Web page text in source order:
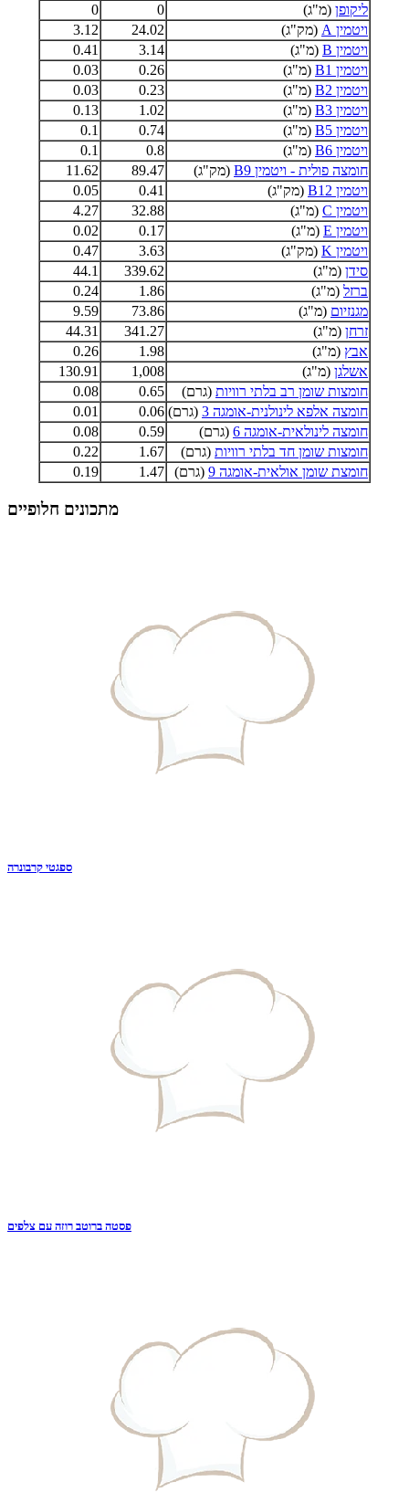
ליקופן (מ"ג) 0
0
ויטמין A
(מק"ג) 24.02
3.12
ויטמין B
(מ"ג) 3.14
0.41
ויטמין B1
(מ"ג) 0.26
0.03
ויטמין B2
(מ"ג) 0.23
0.03
ויטמין B3
(מ"ג) 1.02
0.13
ויטמין B5
(מ"ג) 0.74
0.1
ויטמין B6
(מ"ג) 0.8
0.1
חומצה פולית - ויטמין B9
(מק"ג) 89.47
11.62
ויטמין B12
(מק"ג) 0.41
0.05
ויטמין C
(מ"ג) 32.88
4.27
ויטמין E
(מ"ג) 0.17
0.02
ויטמין K
(מק"ג) 3.63
0.47
סידן (מ"ג) 339.62
44.1
ברזל (מ"ג) 1.86
0.24
מגנזיום (מ"ג) 73.86
9.59
זרחן (מ"ג) 341.27
44.31
אבץ (מ"ג) 1.98
0.26
אשלגן (מ"ג) 1,008
130.91
חומצות שומן רב בלתי רוויות (גרם) 0.65
0.08
חומצה אלפא לינולנית-אומגה 3
(גרם) 0.06
0.01
חומצה לינולאית-אומגה 6
(גרם) 0.59
0.08
חומצות שומן חד בלתי רוויות (גרם) 1.67
0.22
חומצת שומן אולאית-אומגה 9
(גרם) 1.47
0.19
מתכונים חלופיים
ספגטי קרבונרה
פסטה ברוטב רוזה עם צלפים